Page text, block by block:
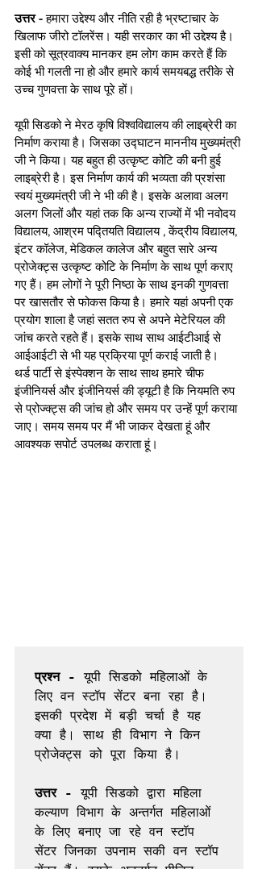
उत्तर - हमारा उद्देश्य और नीति रही है भ्रष्टाचार के
खिलाफ जीरो टॉलरेंस। यही सरकार का भी उद्देश्य है।
इसी को सूत्रवाक्य मानकर हम लोग काम करते हैं कि
कोई भी गलती ना हो और हमारे कार्य समयबद्ध तरीके से
उच्च गुणवत्ता के साथ पूरे हों।
यूपी सिडको ने मेरठ कृषि विश्वविद्यालय की लाइब्रेरी का
निर्माण कराया है। जिसका उद्घाटन माननीय मुख्यमंत्री
जी ने किया। यह बहुत ही उत्कृष्ट कोटि की बनी हुई
लाइब्रेरी है। इस निर्माण कार्य की भव्यता की प्रशंसा
स्वयं मुख्यमंत्री जी ने भी की है। इसके अलावा अलग
अलग जिलों और यहां तक कि अन्य राज्यों में भी नवोदय
विद्यालय, आश्रम पद्तियति विद्यालय , केंद्रीय विद्यालय,
इंटर कॉलेज, मेडिकल कालेज और बहुत सारे अन्य
प्रोजेक्ट्स उत्कृष्ट कोटि के निर्माण के साथ पूर्ण कराए
गए हैं। हम लोगों ने पूरी निष्ठा के साथ इनकी गुणवत्ता
पर खासतौर से फोकस किया है। हमारे यहां अपनी एक
प्रयोग शाला है जहां सतत रुप से अपने मेटेरियल की
जांच करते रहते हैं। इसके साथ साथ आईटीआई से
आईआईटी से भी यह प्रक्रिया पूर्ण कराई जाती है।
थर्ड पार्टी से इंस्पेक्शन के साथ साथ हमारे चीफ
इंजीनियर्स और इंजीनियर्स की ड्यूटी है कि नियमति रुप
से प्रोज्क्ट्स की जांच हो और समय पर उन्हें पूर्ण कराया
जाए। समय समय पर मैं भी जाकर देखता हूं और
आवश्यक सपोर्ट उपलब्ध कराता हूं।
प्रश्न - यूपी सिडको महिलाओं के
लिए वन स्टॉप सेंटर बना रहा है।
इसकी प्रदेश में बड़ी चर्चा है यह
क्या है। साथ ही विभाग ने किन
प्रोजेक्ट्स को पूरा किया है।
उत्तर - यूपी सिडको द्वारा महिला
कल्याण विभाग के अन्तर्गत महिलाओं
के लिए बनाए जा रहे वन स्टॉप
सेंटर जिनका उपनाम सकी वन स्टॉप